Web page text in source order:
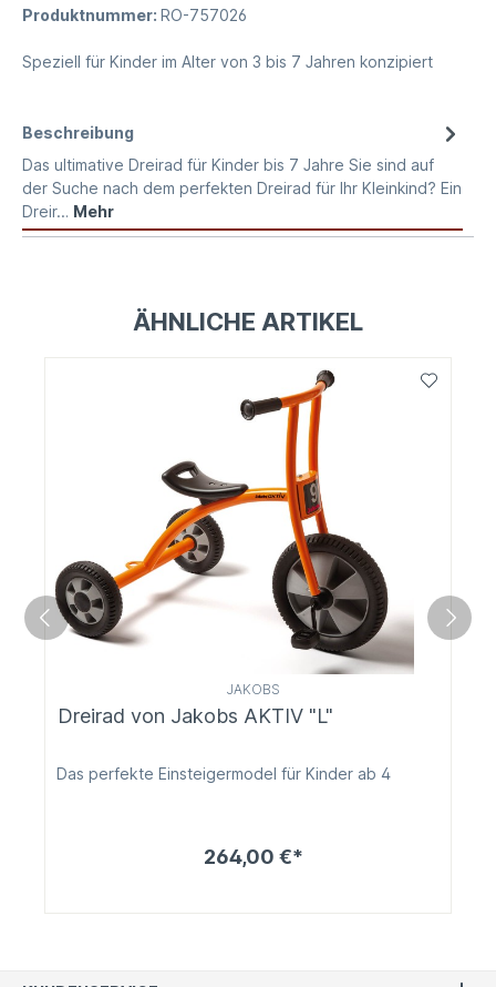
Produktnummer: RO-757026
Speziell für Kinder im Alter von 3 bis 7 Jahren konzipiert
Beschreibung
Das ultimative Dreirad für Kinder bis 7 Jahre Sie sind auf
der Suche nach dem perfekten Dreirad für Ihr Kleinkind? Ein
Dreir… Mehr
ÄHNLICHE ARTIKEL
JAKOBS
Dreirad von Jakobs AKTIV "L"
Das perfekte Einsteigermodel für Kinder ab 4
264,00 €*